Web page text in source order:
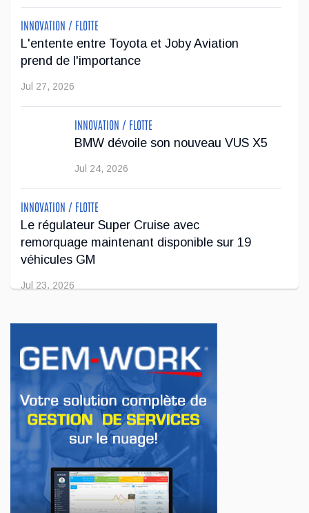
INNOVATION / FLOTTE
L'entente entre Toyota et Joby Aviation
prend de l'importance
Jul 27, 2026
INNOVATION / FLOTTE
BMW dévoile son nouveau VUS X5
Jul 24, 2026
INNOVATION / FLOTTE
Le régulateur Super Cruise avec
remorquage maintenant disponible sur 19
véhicules GM
Jul 23, 2026
INNOVATION / FLOTTE
en Europe
Jul 22, 2026
AFFAIRES
Premier contact avec le Lotus Eletre
Jul 14, 2026
AFFAIRES